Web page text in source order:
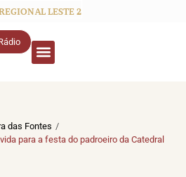
LESTE 2
das Fontes /
para a festa do padroeiro da Catedral